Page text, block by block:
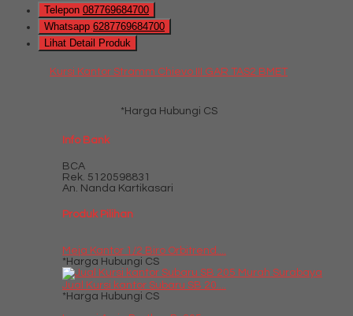
Telepon 087769684700
Whatsapp 6287769684700
Lihat Detail Produk
Kursi Kantor Stramm Chievo III GAR TAS2 BMET
*Harga Hubungi CS
Info Bank
BCA
Rek. 5120598831
An. Nanda Kartikasari
Produk Pilihan
Meja Kantor 1/2 Biro Orbitrend....
*Harga Hubungi CS
Jual Kursi kantor Subaru SB 20....
*Harga Hubungi CS